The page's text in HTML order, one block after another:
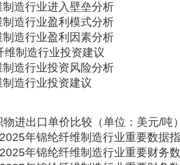
造行业进入壁垒分析
造行业盈利模式分析
造行业盈利因素分析
维制造行业投资建议
造行业投资风险分析
造行业投资建议
物进出口单价比较（单位：美元/吨
年锦纶纤维制造行业重要数据
年锦纶纤维制造行业重要财务